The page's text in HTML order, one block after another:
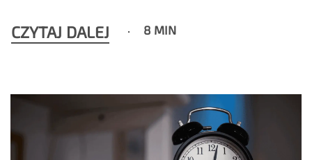
CZYTAJ DALEJ 8 MIN